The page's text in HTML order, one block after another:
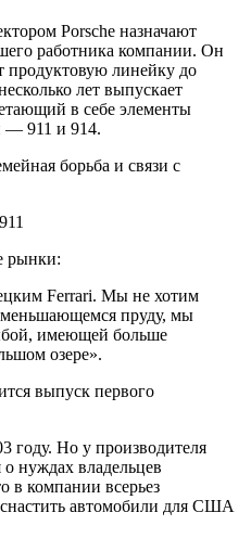
Porsche назначают
работника компании. Он
продуктовую линейку до
лет выпускает
в себе элементы
— 911 и 914.
рынки:
Ferrari. Мы не хотим
пруду, мы
имеющей больше
озере».
выпуск первого
году. Но у производителя
о нуждах владельцев
в компании всерьез
автомобили для США